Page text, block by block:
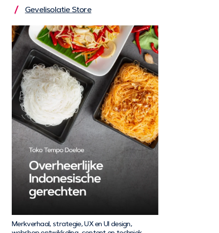
Gevelisolatie Store
Merkverhaal, strategie, UX en UI design,